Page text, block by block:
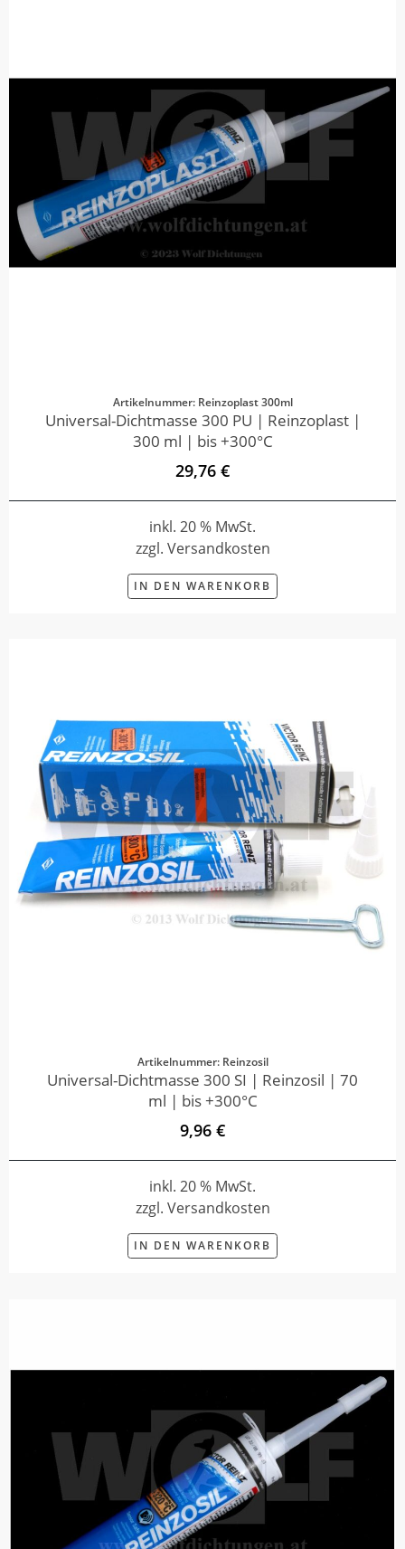
Artikelnummer: Reinzoplast 300ml
Universal-Dichtmasse 300 PU | Reinzoplast |
300 ml | bis +300°C
29,76 €
inkl. 20 % MwSt.
zzgl. Versandkosten
IN DEN WARENKORB
Artikelnummer: Reinzosil
Universal-Dichtmasse 300 SI | Reinzosil | 70
ml | bis +300°C
9,96 €
inkl. 20 % MwSt.
zzgl. Versandkosten
IN DEN WARENKORB